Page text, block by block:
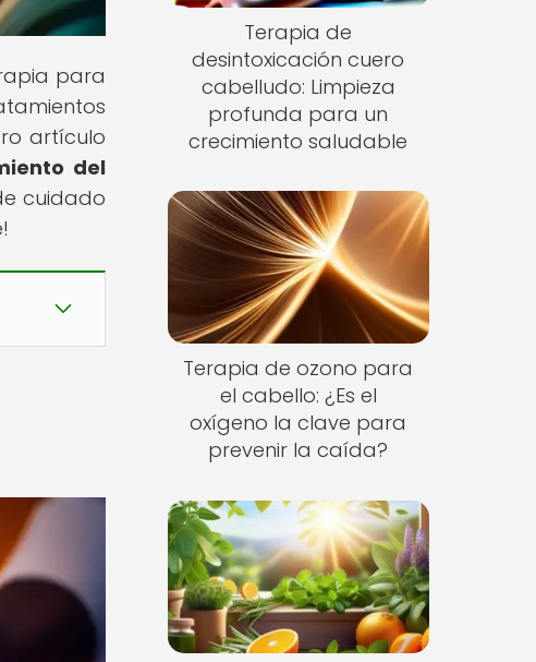
para
artículo
del
cuidado
Terapia de
desintoxicación cuero
cabelludo: Limpieza
profunda para un
crecimiento saludable
Terapia de ozono para
el cabello: ¿Es el
oxígeno la clave para
prevenir la caída?